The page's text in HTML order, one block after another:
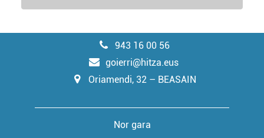
943 16 00 56
goierri@hitza.eus
Oriamendi, 32 – BEASAIN
Nor gara